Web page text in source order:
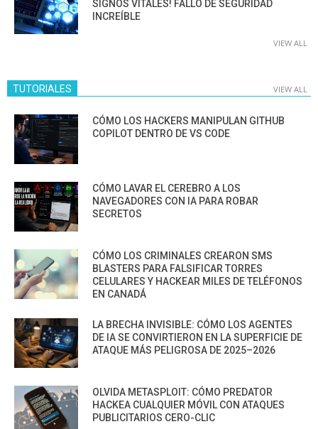
SIGNOS VITALES! FALLO DE SEGURIDAD
INCREÍBLE
VIEW ALL
TUTORIALES VIEW ALL
CÓMO LOS HACKERS MANIPULAN GITHUB
COPILOT DENTRO DE VS CODE
CÓMO LAVAR EL CEREBRO A LOS
NAVEGADORES CON IA PARA ROBAR
SECRETOS
CÓMO LOS CRIMINALES CREARON SMS
BLASTERS PARA FALSIFICAR TORRES
CELULARES Y HACKEAR MILES DE TELÉFONOS
EN CANADÁ
LA BRECHA INVISIBLE: CÓMO LOS AGENTES
DE IA SE CONVIRTIERON EN LA SUPERFICIE DE
ATAQUE MÁS PELIGROSA DE 2025–2026
OLVIDA METASPLOIT: CÓMO PREDATOR
HACKEA CUALQUIER MÓVIL CON ATAQUES
PUBLICITARIOS CERO-CLIC